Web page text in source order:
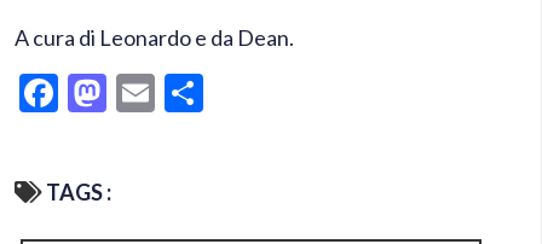
A cura di Leonardo e da Dean.
Facebook
Mastodon
Email
TAGS :